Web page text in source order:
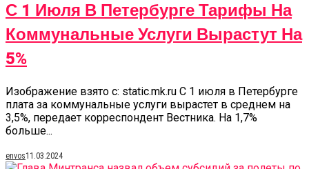
С 1 Июля В Петербурге Тарифы На
Коммунальные Услуги Вырастут На
5%
Изображение взято с: static.mk.ru С 1 июля в Петербурге
плата за коммунальные услуги вырастет в среднем на
3,5%, передает корреспондент Вестника. На 1,7%
больше...
envos11.03.2024